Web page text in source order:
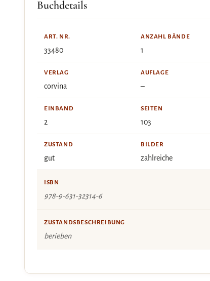
Buchdetails
ART. NR.
33480
ANZAHL BÄNDE
1
VERLAG
corvina
AUFLAGE
–
EINBAND
2
SEITEN
103
ZUSTAND
gut
BILDER
zahlreiche
ISBN
978-9-631-32314-6
ZUSTANDSBESCHREIBUNG
berieben